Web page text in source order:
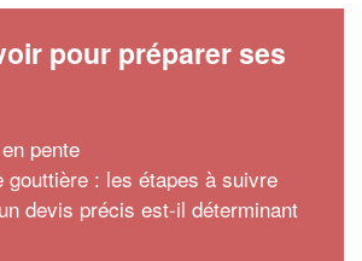
pour préparer ses
pente
gouttière : les étapes à suivre
devis précis est-il déterminant